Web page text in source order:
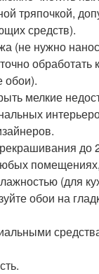
тряпочкой,
средств).
(не нужно
обработать
обои).
мелкие
до
(для
обои на